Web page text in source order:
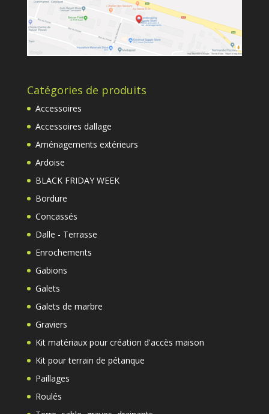
Catégories de produits
Accessoires
Accessoires dallage
Aménagements extérieurs
Ardoise
BLACK FRIDAY WEEK
Bordure
Concassés
Dalle - Terrasse
Enrochements
Gabions
Galets
Galets de marbre
Graviers
Kit matériaux pour création d'accès maison
Kit pour terrain de pétanque
Paillages
Roulés